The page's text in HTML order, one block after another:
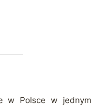
w Polsce w